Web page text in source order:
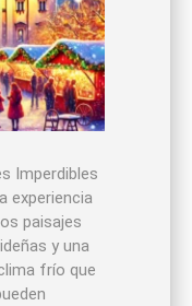
Imperdibles
experiencia
paisajes
y una
frío que